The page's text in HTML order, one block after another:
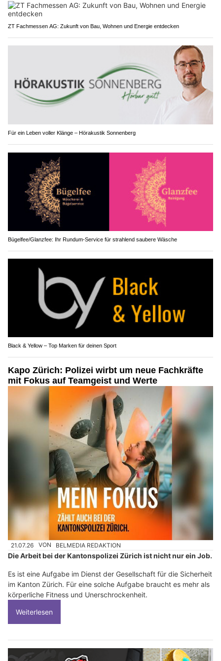
ZT Fachmessen AG: Zukunft von Bau, Wohnen und Energie entdecken
Für ein Leben voller Klänge – Hörakustik Sonnenberg
Bügelfee/Glanzfee: Ihr Rundum-Service für strahlend saubere Wäsche
Black & Yellow – Top Marken für deinen Sport
Kapo Zürich: Polizei wirbt um neue Fachkräfte
mit Fokus auf Teamgeist und Werte
21.07.26 VON BELMEDIA REDAKTION
Die Arbeit bei der Kantonspolizei Zürich ist nicht nur ein Job.
Es ist eine Aufgabe im Dienst der Gesellschaft für die Sicherheit
im Kanton Zürich. Für eine solche Aufgabe braucht es mehr als
körperliche Fitness und Unerschrockenheit.
Weiterlesen